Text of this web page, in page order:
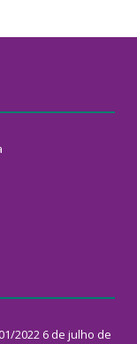
2022 6 de julho de